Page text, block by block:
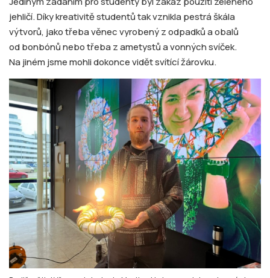
jehličí. Díky kreativitě studentů tak vznikla pestrá škála
výtvorů, jako třeba věnec vyrobený z odpadků a obalů
od bonbónů nebo třeba z ametystů a vonných svíček.
Na jiném jsme mohli dokonce vidět svítící žárovku.